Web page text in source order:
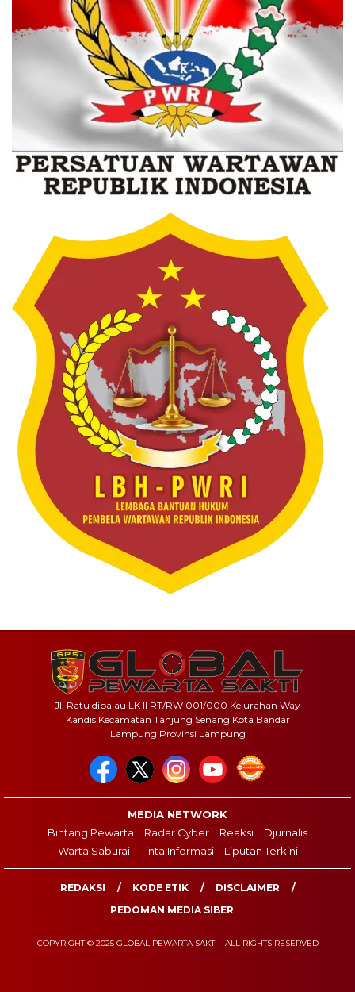
Jl. Ratu dibalau LK II RT/RW 001/000 Kelurahan Way
Kandis Kecamatan Tanjung Senang Kota Bandar
Lampung Provinsi Lampung
MEDIA NETWORK
Bintang Pewarta
Radar Cyber Reaksi
Djurnalis
Warta Saburai
Tinta Informasi Liputan Terkini
REDAKSI KODE ETIK
DISCLAIMER
PEDOMAN MEDIA SIBER
COPYRIGHT © 2025 GLOBAL PEWARTA SAKTI - ALL RIGHTS RESERVED